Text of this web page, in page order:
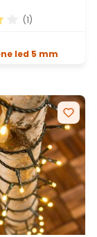
media di 4 su
(1)
led 5 mm